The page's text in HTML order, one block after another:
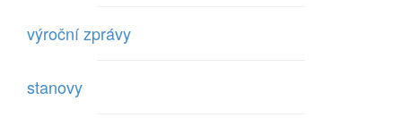
výroční zprávy
stanovy